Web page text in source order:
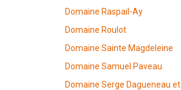
Domaine Raspail-Ay
Domaine Roulot
Domaine Sainte Magdeleine
Domaine Samuel Paveau
Domaine Serge Dagueneau et